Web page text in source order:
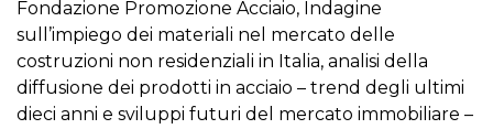
Fondazione Promozione Acciaio, Indagine
sull’impiego dei materiali nel mercato delle
costruzioni non residenziali in Italia, analisi della
diffusione dei prodotti in acciaio – trend degli ultimi
dieci anni e sviluppi futuri del mercato immobiliare –